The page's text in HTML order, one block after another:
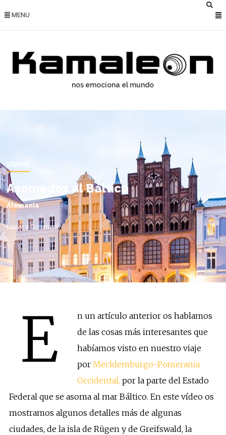
MENU
nos emociona el mundo
VÍDEOS
Asomados al Báltico
Alemania
Leave a Comment
E
n un artículo anterior os hablamos
de las cosas más interesantes que
habíamos visto en nuestro viaje
por Mecklemburgo-Pomerania
Occidental, por la parte del Estado
Federal que se asoma al mar Báltico. En este vídeo os
mostramos algunos detalles más de algunas
ciudades, de la isla de Rügen y de Greifswald, la